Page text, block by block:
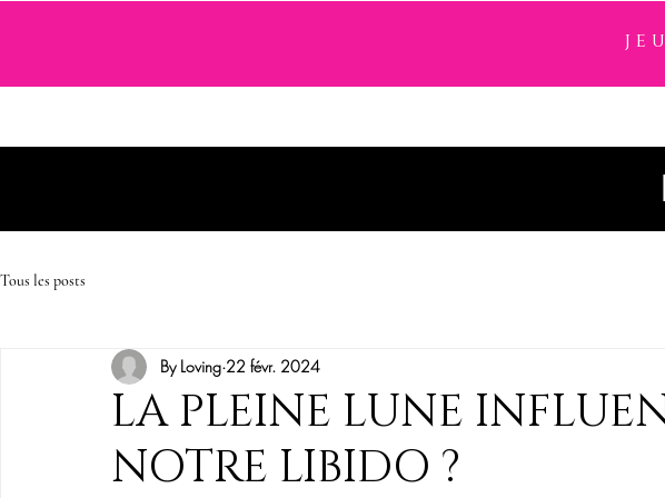
Tous les posts
LA PLEINE LUNE
NOTRE LIBIDO ?
By Loving 22 févr. 2024